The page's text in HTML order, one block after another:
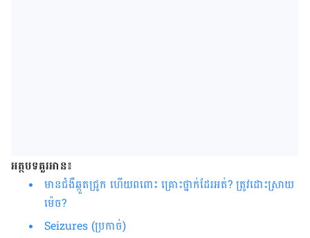
អត្ថបទគួរអាន៖
មាន​ជំងឺ​ឆ្កួត​ជ្រូក ហើយ​ពពោះ គ្រោះថ្នាក់ដែរអត់?ត្រូវដោះ​ស្រាយ​
ម៉េច?
Seizures (ប្រកាច់)